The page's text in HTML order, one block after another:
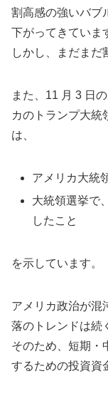
割高感の強いバブ
下がってきていま
しかし、まだまだ
また、11 月 3 日
カのトランプ大統
は、
アメリカ大統
大統領選挙で
したこと
を示しています。
アメリカ政治が混
落のトレンドは続
そのため、短期・
するための投資資